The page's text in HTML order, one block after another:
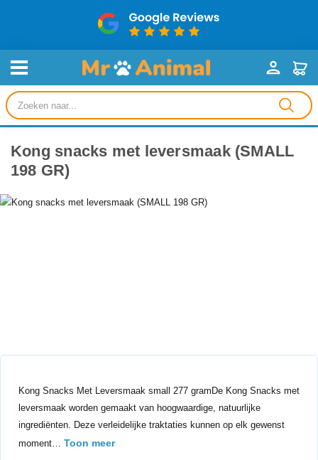
Producten
zoeken
Kong snacks met leversmaak (SMALL
198 GR)
Kong Snacks Met Leversmaak small 277 gramDe Kong Snacks met
leversmaak worden gemaakt van hoogwaardige, natuurlijke
ingrediënten. Deze verleidelijke traktaties kunnen op elk gewenst
moment… Toon meer